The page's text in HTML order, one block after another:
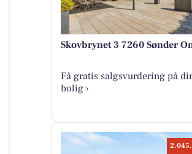
Skovbrynet 3 7260 Sønder
Få gratis salgsvurdering på
bolig ›